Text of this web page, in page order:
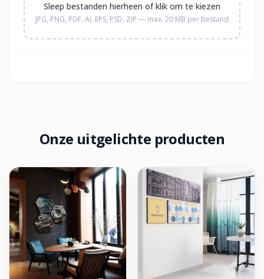
Sleep bestanden hierheen of klik om te kiezen
JPG, PNG, PDF, AI, EPS, PSD, ZIP — max. 20 MB per bestand
Onze uitgelichte producten